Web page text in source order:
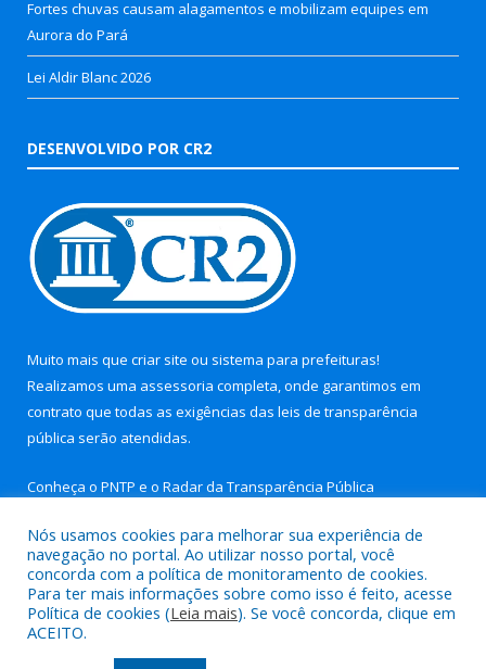
Fortes chuvas causam alagamentos e mobilizam equipes em
Aurora do Pará
Lei Aldir Blanc 2026
DESENVOLVIDO POR CR2
Muito mais que criar site ou sistema para prefeituras!
Realizamos uma assessoria completa, onde garantimos em
contrato que todas as exigências das leis de transparência
pública serão atendidas.
Conheça o PNTP e o Radar da Transparência Pública
Todos os direitos reservados a Prefeitura Municipal de Aurora
do Pará.
Nós usamos cookies para melhorar sua experiência de
navegação no portal. Ao utilizar nosso portal, você
concorda com a política de monitoramento de cookies.
Para ter mais informações sobre como isso é feito, acesse
Política de cookies (Leia mais). Se você concorda, clique em
ACEITO.